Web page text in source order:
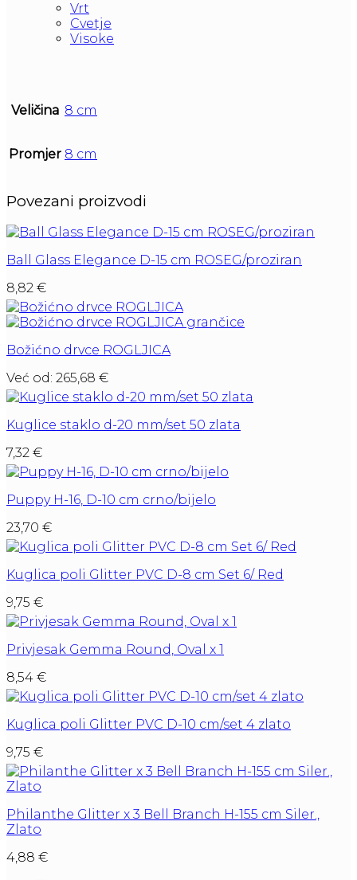
Vrt
Cvetje
Visoke
Veličina 8 cm
Promjer 8 cm
Povezani proizvodi
Ball Glass Elegance D-15 cm ROSEG/proziran
8,82 €
Božićno drvce ROGLJICA
Već od: 265,68 €
Kuglice staklo d-20 mm/set 50 zlata
7,32 €
Puppy H-16, D-10 cm crno/bijelo
23,70 €
Kuglica poli Glitter PVC D-8 cm Set 6/ Red
9,75 €
Privjesak Gemma Round, Oval x 1
8,54 €
Kuglica poli Glitter PVC D-10 cm/set 4 zlato
9,75 €
Philanthe Glitter x 3 Bell Branch H-155 cm Siler.,
Zlato
4,88 €